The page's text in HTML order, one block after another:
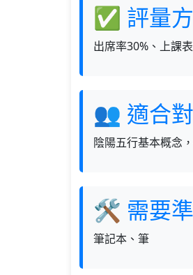
✅ 評量
出席率30%、上課
👥 適合
陰陽五行基本概念
🛠 需要
筆記本、筆